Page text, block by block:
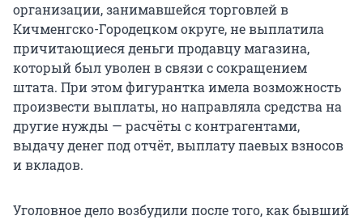
организации, занимавшейся торговлей в
Кичменгско-Городецком округе, не выплатила
причитающиеся деньги продавцу магазина,
который был уволен в связи с сокращением
штата. При этом фигурантка имела возможность
произвести выплаты, но направляла средства на
другие нужды — расчёты с контрагентами,
выдачу денег под отчёт, выплату паевых взносов
и вкладов.
Уголовное дело возбудили после того, как бывший